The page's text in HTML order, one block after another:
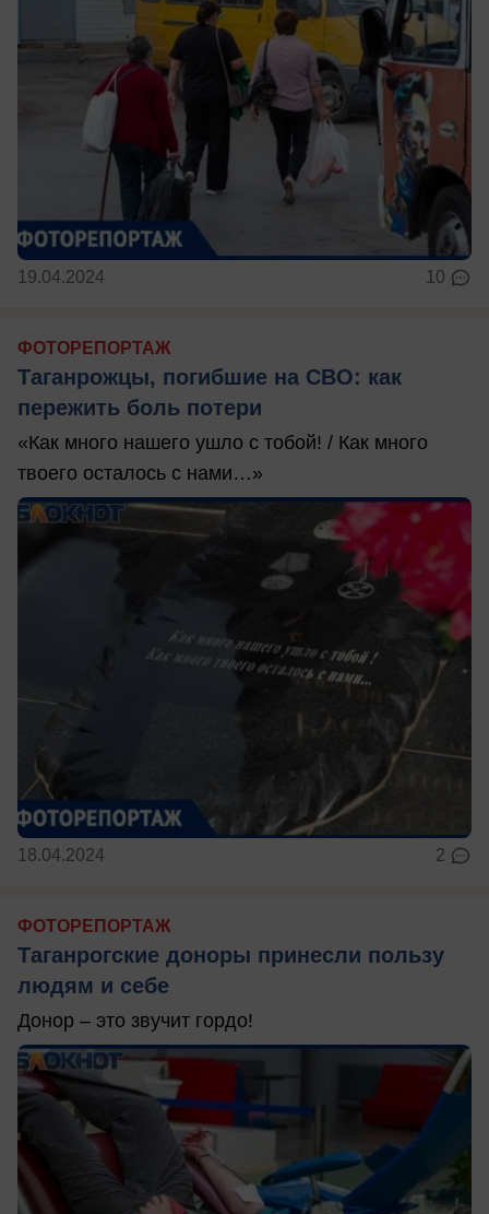
19.04.2024 10
ФОТОРЕПОРТАЖ
Таганрожцы, погибшие на СВО: как
пережить боль потери
«Как много нашего ушло с тобой! / Как много
твоего осталось с нами…»
18.04.2024 2
ФОТОРЕПОРТАЖ
Таганрогские доноры принесли пользу
людям и себе
Донор – это звучит гордо!